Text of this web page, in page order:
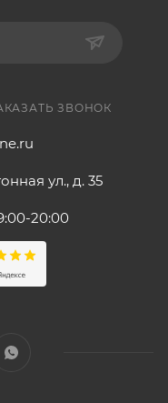
ЗВОНОК
ул., д. 35
20:00